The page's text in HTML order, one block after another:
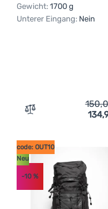
Gewicht: 1700 g
Unterer Eingang: Nein
Zum Vergleich
code: OUT10
Neu
-10 %